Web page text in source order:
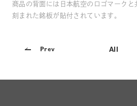
商品の背面には日本航空のロゴマークと
刻まれた銘板が貼付されています。
Prev All